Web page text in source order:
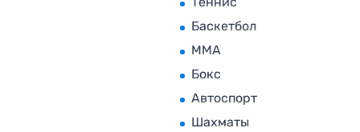
Баскетбол
MMA
Бокс
Автоспорт
Шахматы